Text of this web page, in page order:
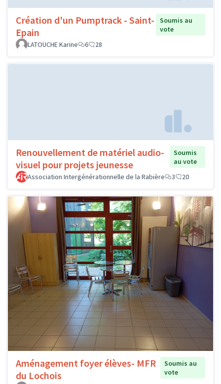
Création d'un Pumptrack - Saint-
Epain
Soumis au
vote
LATOUCHE Karine
6 28
Renouvellement de matériel audio-
visuel pour projets jeunesse
Soumis
au vote
Association Intergénérationnelle de la Rabière
3 20
Aménagement foyer élèves- MFR
du Lochois
Soumis au
vote